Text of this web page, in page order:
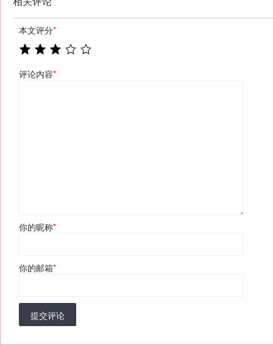
本文评分*
评论内容*
你的昵称*
你的邮箱*
提交评论